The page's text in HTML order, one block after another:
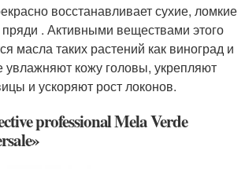
восстанавливает сухие, ломкие
. Активными веществами этого
масла таких растений как виноград и
увлажняют кожу головы, укрепляют
и ускоряют рост локонов.
professional Mela Verde